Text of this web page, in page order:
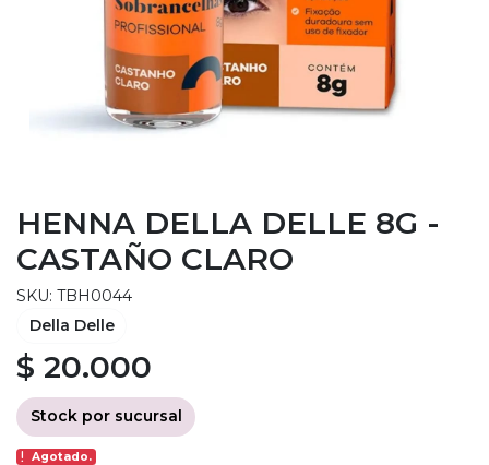
HENNA DELLA DELLE 8G -
CASTAÑO CLARO
SKU: TBH0044
Della Delle
$ 20.000
Stock por sucursal
Agotado.